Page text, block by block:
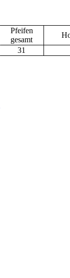
Pfeifen
gesamt
31